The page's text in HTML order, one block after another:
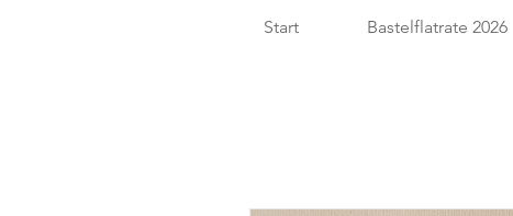
Start Bastelflatrate 2026